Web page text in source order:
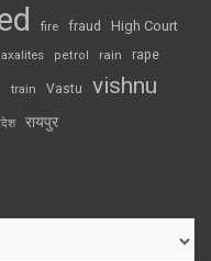
fire fraud High Court
petrol rain rape
train Vastu vishnu
रायपुर